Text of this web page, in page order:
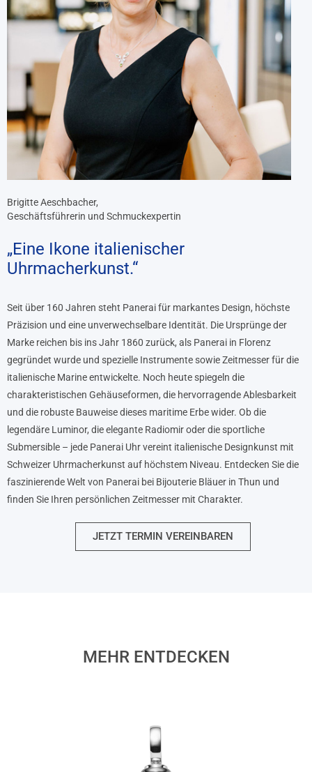
Brigitte Aeschbacher,
Geschäftsführerin und Schmuckexpertin
„Eine Ikone italienischer
Uhrmacherkunst.“
Seit über 160 Jahren steht Panerai für markantes Design, höchste
Präzision und eine unverwechselbare Identität. Die Ursprünge der
Marke reichen bis ins Jahr 1860 zurück, als Panerai in Florenz
gegründet wurde und spezielle Instrumente sowie Zeitmesser für die
italienische Marine entwickelte. Noch heute spiegeln die
charakteristischen Gehäuseformen, die hervorragende Ablesbarkeit
und die robuste Bauweise dieses maritime Erbe wider. Ob die
legendäre Luminor, die elegante Radiomir oder die sportliche
Submersible – jede Panerai Uhr vereint italienische Designkunst mit
Schweizer Uhrmacherkunst auf höchstem Niveau. Entdecken Sie die
faszinierende Welt von Panerai bei Bijouterie Bläuer in Thun und
finden Sie Ihren persönlichen Zeitmesser mit Charakter.
JETZT TERMIN VEREINBAREN
MEHR ENTDECKEN